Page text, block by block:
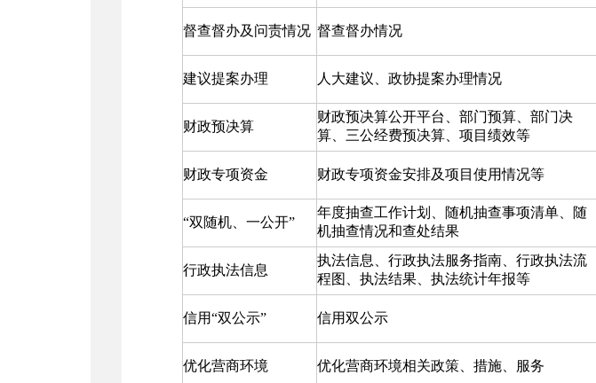
督查督办及问责情况 督查督办情况
建议提案办理 人大建议、政协提案办理情况
财政预决算
财政预决算公开平台、部门预算、部门决
算、三公经费预决算、项目绩效等
财政专项资金 财政专项资金安排及项目使用情况等
“双随机、一公开”
年度抽查工作计划、随机抽查事项清单、随
机抽查情况和查处结果
行政执法信息
执法信息、行政执法服务指南、行政执法流
程图、执法结果、执法统计年报等
信用“双公示” 信用双公示
优化营商环境 优化营商环境相关政策、措施、服务